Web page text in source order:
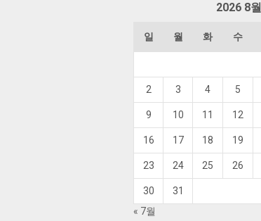
2026 8월
일 월 화 수
2 3 4 5
9 10 11 12
16 17 18 19
23 24 25 26
30
31
« 7월